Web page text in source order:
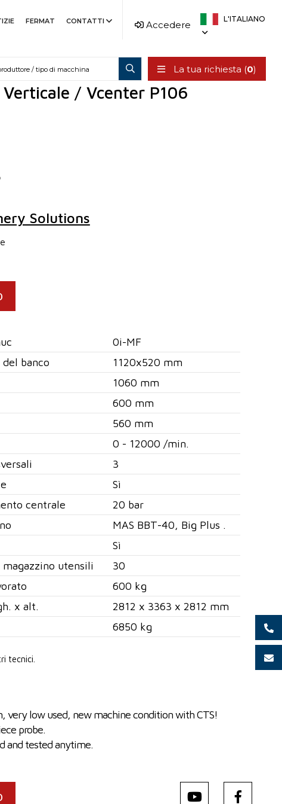
FERMAT CONTATTI Accedere
L'ITALIANO
La tua richiesta (0)
/ Vcenter P106
Solutions
0i-MF
banco
1120x520 mm
1060 mm
600 mm
560 mm
0 - 12000 /min.
3
Sì
centrale
20 bar
MAS BBT-40, Big Plus .
Sì
utensili
30
600 kg
x alt.
2812 x 3363 x 2812 mm
6850 kg
tecnici.
very low used, new machine condition with CTS!
probe.
and tested anytime.